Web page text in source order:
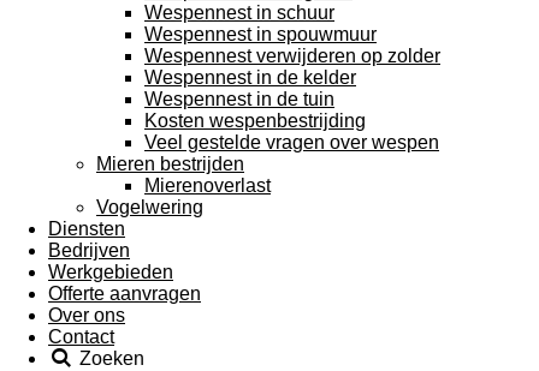
Wespennest in schuur
Wespennest in spouwmuur
Wespennest verwijderen op zolder
Wespennest in de kelder
Wespennest in de tuin
Kosten wespenbestrijding
Veel gestelde vragen over wespen
Mieren bestrijden
Mierenoverlast
Vogelwering
Diensten
Bedrijven
Werkgebieden
Offerte aanvragen
Over ons
Contact
Zoeken